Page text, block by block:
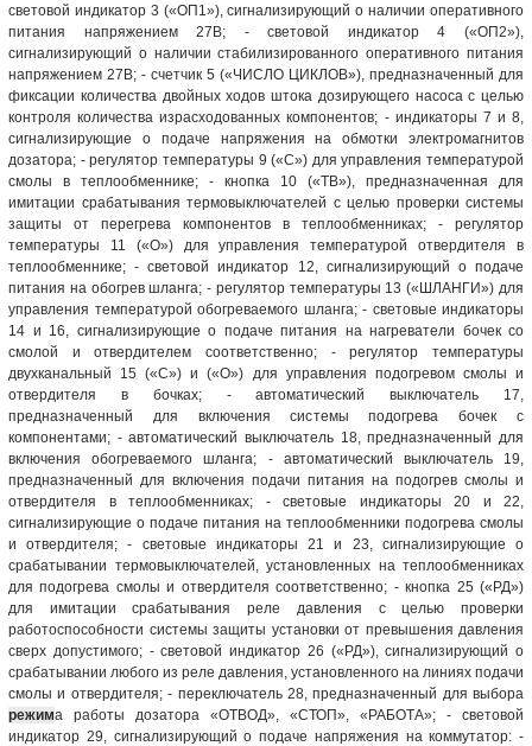
световой индикатор 3 («ОП1»), сигнализирующий о наличии оперативного
питания напряжением 27В; - световой индикатор 4 («ОП2»),
сигнализирующий о наличии стабилизированного оперативного питания
напряжением 27В; - счетчик 5 («ЧИСЛО ЦИКЛОВ»), предназначенный для
фиксации количества двойных ходов штока дозирующего насоса с целью
контроля количества израсходованных компонентов; - индикаторы 7 и 8,
сигнализирующие о подаче напряжения на обмотки электромагнитов
дозатора; - регулятор температуры 9 («С») для управления температурой
смолы в теплообменнике; - кнопка 10 («ТВ»), предназначенная для
имитации срабатывания термовыключателей с целью проверки системы
защиты от перегрева компонентов в теплообменниках; - регулятор
температуры 11 («О») для управления температурой отвердителя в
теплообменнике; - световой индикатор 12, сигнализирующий о подаче
питания на обогрев шланга; - регулятор температуры 13 («ШЛАНГИ») для
управления температурой обогреваемого шланга; - световые индикаторы
14 и 16, сигнализирующие о подаче питания на нагреватели бочек со
смолой и отвердителем соответственно; - регулятор температуры
двухканальный 15 («С») и («О») для управления подогревом смолы и
отвердителя в бочках; - автоматический выключатель 17,
предназначенный для включения системы подогрева бочек с
компонентами; - автоматический выключатель 18, предназначенный для
включения обогреваемого шланга; - автоматический выключатель 19,
предназначенный для включения подачи питания на подогрев смолы и
отвердителя в теплообменниках; - световые индикаторы 20 и 22,
сигнализирующие о подаче питания на теплообменники подогрева смолы
и отвердителя; - световые индикаторы 21 и 23, сигнализирующие о
срабатывании термовыключателей, установленных на теплообменниках
для подогрева смолы и отвердителя соответственно; - кнопка 25 («РД»)
для имитации срабатывания реле давления с целью проверки
работоспособности системы защиты установки от превышения давления
сверх допустимого; - световой индикатор 26 («РД»), сигнализирующий о
срабатывании любого из реле давления, установленного на линиях подачи
смолы и отвердителя; - переключатель 28, предназначенный для выбора
режима работы дозатора «ОТВОД», «СТОП», «РАБОТА»; - световой
индикатор 29, сигнализирующий о подаче напряжения на коммутатор: -